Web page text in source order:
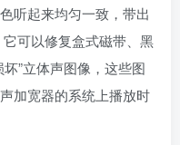
听起来均匀一致，带出
可以修复盒式磁带、黑
”立体声图像，这些图
加宽器的系统上播放时